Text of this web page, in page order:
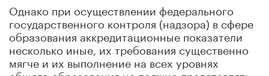
Однако при осуществлении федерального
государственного контроля (надзора) в сфере
образования аккредитационные показатели
несколько иные, их требования существенно
мягче и их выполнение на всех уровнях